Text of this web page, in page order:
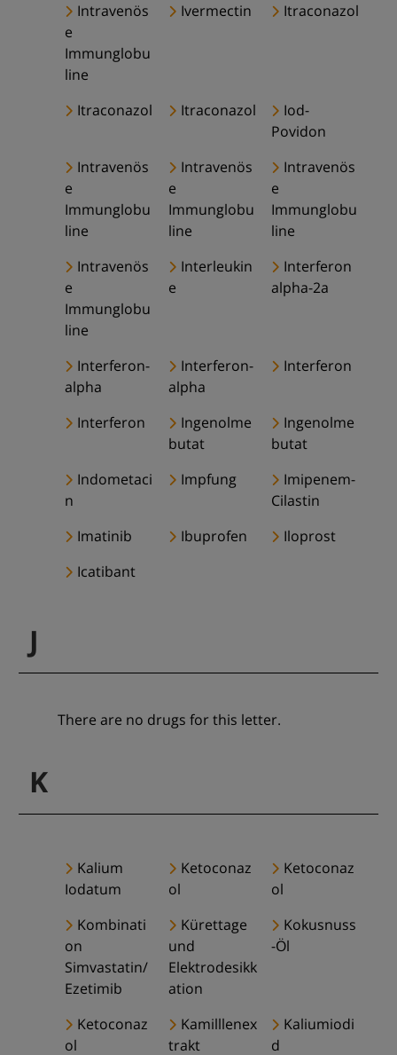
Intravenös
e
Immunglobu
line
Ivermectin Itraconazol
Itraconazol Itraconazol
Iod-
Povidon
Intravenös
e
Immunglobu
line
Intravenös
e
Immunglobu
line
Intravenös
e
Immunglobu
line
Intravenös
e
Immunglobu
line
Interleukin
e
Interferon
alpha-2a
Interferon-
alpha
Interferon-
alpha
Interferon
Interferon
Ingenolme
butat
Ingenolme
butat
Indometaci
n
Impfung
Imipenem-
Cilastin
Imatinib
Ibuprofen
Iloprost
Icatibant
J
There are no drugs for this letter.
K
Kalium
Iodatum
Ketoconaz
ol
Ketoconaz
ol
Kombinati
on
Simvastatin/
Ezetimib
Kürettage
und
Elektrodesikk
ation
Kokusnuss
-Öl
Ketoconaz
ol
Kamilllenex
trakt
Kaliumiodi
d